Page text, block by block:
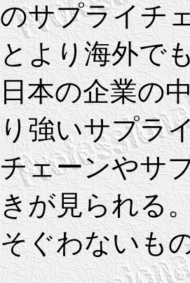
のサプライチ
とより海外で
日本の企業の
り強いサプラ
チェーンやサ
きが見られる
そぐわないも